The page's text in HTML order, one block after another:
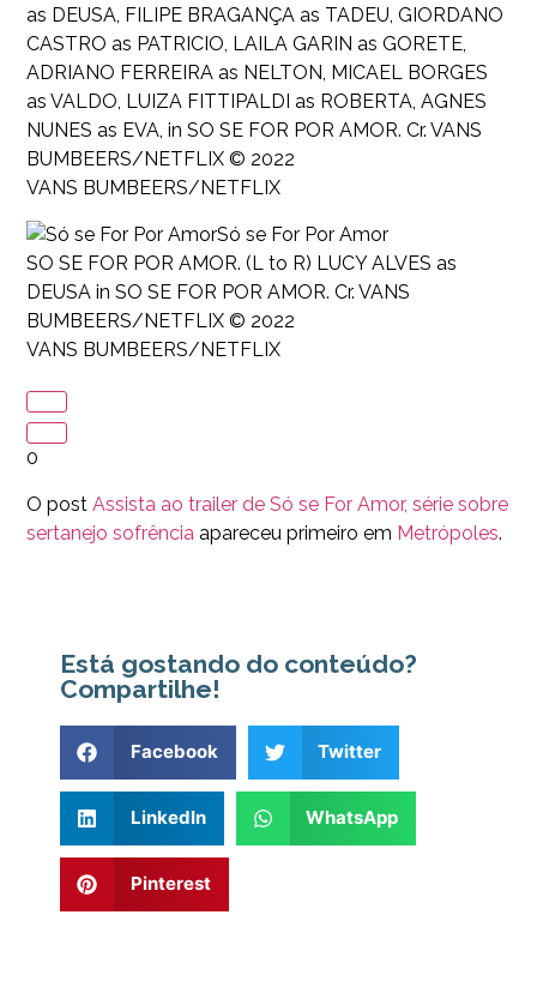
as DEUSA, FILIPE BRAGANÇA as TADEU, GIORDANO
CASTRO as PATRICIO, LAILA GARIN as GORETE,
ADRIANO FERREIRA as NELTON, MICAEL BORGES
as VALDO, LUIZA FITTIPALDI as ROBERTA, AGNES
NUNES as EVA, in SO SE FOR POR AMOR. Cr. VANS
BUMBEERS/NETFLIX © 2022
VANS BUMBEERS/NETFLIX
Só se For Por Amor
SO SE FOR POR AMOR. (L to R) LUCY ALVES as
DEUSA in SO SE FOR POR AMOR. Cr. VANS
BUMBEERS/NETFLIX © 2022
VANS BUMBEERS/NETFLIX
0
O post Assista ao trailer de Só se For Amor, série sobre
sertanejo sofrência apareceu primeiro em Metrópoles.
Está gostando do conteúdo?
Compartilhe!
Facebook Twitter
LinkedIn WhatsApp
Pinterest